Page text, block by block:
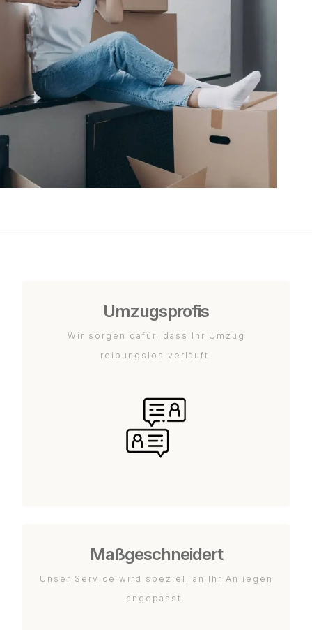
Umzugsprofis
Wir sorgen dafür, dass Ihr Umzug
reibungslos verläuft.
Maßgeschneidert
Unser Service wird speziell an Ihr Anliegen
angepasst.